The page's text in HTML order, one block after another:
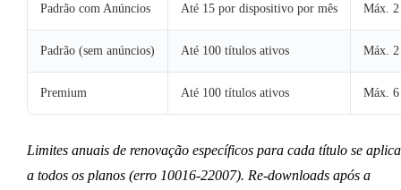
Padrão com Anúncios Até 15 por dispositivo por mês Máx. 2
Padrão (sem anúncios) Até 100 títulos ativos Máx. 2
Premium Até 100 títulos ativos Máx. 6
Limites anuais de renovação específicos para cada título se
a todos os planos (erro 10016-22007). Re-downloads após a